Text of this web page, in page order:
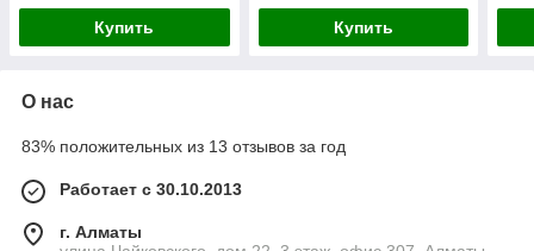
Купить Купить
О нас
83% положительных из 13 отзывов за год
Работает с 30.10.2013
г. Алматы